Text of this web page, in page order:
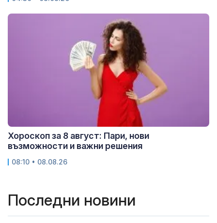
Хороскоп за 8 август: Пари, нови
възможности и важни решения
08:10 • 08.08.26
Последни новини